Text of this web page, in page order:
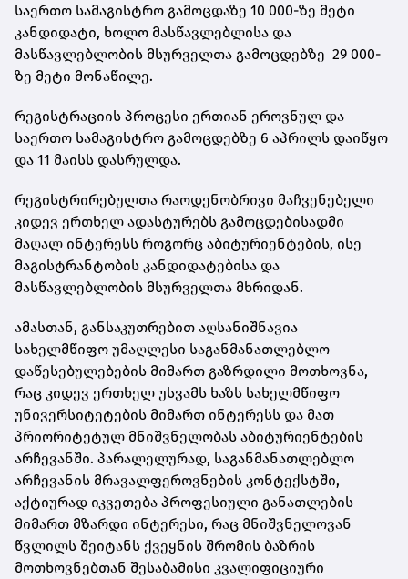
საერთო სამაგისტრო გამოცდაზე 10 000-ზე მეტი
კანდიდატი, ხოლო მასწავლებლისა და
მასწავლებლობის მსურველთა გამოცდებზე 29 000-
ზე მეტი მონაწილე.
რეგისტრაციის პროცესი ერთიან ეროვნულ და
საერთო სამაგისტრო გამოცდებზე 6 აპრილს დაიწყო
და 11 მაისს დასრულდა.
რეგისტრირებულთა რაოდენობრივი მაჩვენებელი
კიდევ ერთხელ ადასტურებს გამოცდებისადმი
მაღალ ინტერესს როგორც აბიტურიენტების, ისე
მაგისტრანტობის კანდიდატებისა და
მასწავლებლობის მსურველთა მხრიდან.
ამასთან, განსაკუთრებით აღსანიშნავია
სახელმწიფო უმაღლესი საგანმანათლებლო
დაწესებულებების მიმართ გაზრდილი მოთხოვნა,
რაც კიდევ ერთხელ უსვამს ხაზს სახელმწიფო
უნივერსიტეტების მიმართ ინტერესს და მათ
პრიორიტეტულ მნიშვნელობას აბიტურიენტების
არჩევანში. პარალელურად, საგანმანათლებლო
არჩევანის მრავალფეროვნების კონტექსტში,
აქტიურად იკვეთება პროფესიული განათლების
მიმართ მზარდი ინტერესი, რაც მნიშვნელოვან
წვლილს შეიტანს ქვეყნის შრომის ბაზრის
მოთხოვნებთან შესაბამისი კვალიფიციური